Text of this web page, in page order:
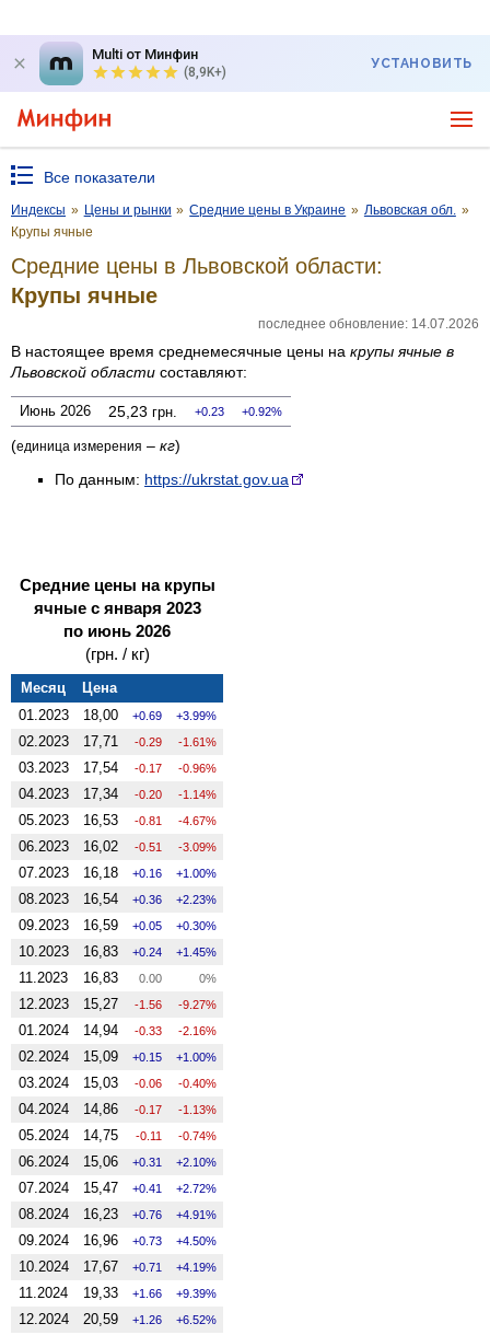
Multi от Минфин
(8,9K+)
УСТАНОВИТЬ
Все показатели
Индексы » Цены и рынки » Средние цены в Украине » Львовская обл. »
Крупы ячные
Средние цены в Львовской области:
Крупы ячные
последнее обновление: 14.07.2026
В настоящее время среднемесячные цены на крупы ячные в
Львовской области составляют:
Июнь 2026 25,23 грн. 0.23 0.92%
(единица измерения – кг)
По данным: https://ukrstat.gov.ua
Средние цены на крупы
ячные с января 2023
по июнь 2026
(грн. / кг)
Месяц
Цена
01.2023
18,00 0.69 3.99%
02.2023 17,71 -0.29 -1.61%
03.2023 17,54 -0.17 -0.96%
04.2023 17,34 -0.20 -1.14%
05.2023 16,53 -0.81 -4.67%
06.2023 16,02 -0.51 -3.09%
07.2023 16,18 0.16 1.00%
08.2023 16,54 0.36 2.23%
09.2023 16,59 0.05 0.30%
10.2023 16,83 0.24 1.45%
11.2023 16,83 0.00 0%
12.2023 15,27 -1.56 -9.27%
01.2024 14,94 -0.33 -2.16%
02.2024 15,09 0.15 1.00%
03.2024 15,03 -0.06 -0.40%
04.2024 14,86 -0.17 -1.13%
05.2024 14,75 -0.11 -0.74%
06.2024 15,06 0.31 2.10%
07.2024 15,47 0.41 2.72%
08.2024 16,23 0.76 4.91%
09.2024 16,96 0.73 4.50%
10.2024 17,67 0.71 4.19%
11.2024 19,33 1.66 9.39%
12.2024 20,59 1.26 6.52%